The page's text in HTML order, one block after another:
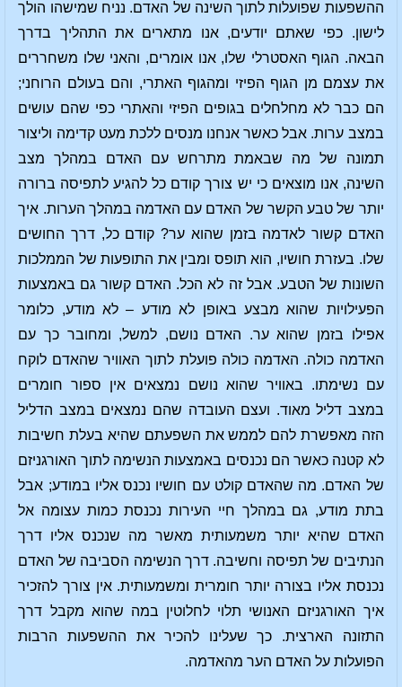
ההשפעות שפועלות לתוך השינה של האדם. נניח שמישהו הולך
לישון. כפי שאתם יודעים, אנו מתארים את התהליך בדרך
הבאה. הגוף האסטרלי שלו, אנו אומרים, והאני שלו משחררים
את עצמם מן הגוף הפיזי ומהגוף האתרי, והם בעולם הרוחני;
הם כבר לא מחלחלים בגופים הפיזי והאתרי כפי שהם עושים
במצב ערות. אבל כאשר אנחנו מנסים ללכת מעט קדימה וליצור
תמונה של מה שבאמת מתרחש עם האדם במהלך מצב
השינה, אנו מוצאים כי יש צורך קודם כל להגיע לתפיסה ברורה
יותר של טבע הקשר של האדם עם האדמה במהלך הערות. איך
האדם קשור לאדמה בזמן שהוא ער? קודם כל, דרך החושים
שלו. בעזרת חושיו, הוא תופס ומבין את התופעות של הממלכות
השונות של הטבע. אבל זה לא הכל. האדם קשור גם באמצעות
הפעילויות שהוא מבצע באופן לא מודע – לא מודע, כלומר
אפילו בזמן שהוא ער. האדם נושם, למשל, ומחובר כך עם
האדמה כולה. האדמה כולה פועלת לתוך האוויר שהאדם לוקח
עם נשימתו. באוויר שהוא נושם נמצאים אין ספור חומרים
במצב דליל מאוד. ועצם העובדה שהם נמצאים במצב הדליל
הזה מאפשרת להם לממש את השפעתם שהיא בעלת חשיבות
לא קטנה כאשר הם נכנסים באמצעות הנשימה לתוך האורגניזם
של האדם. מה שהאדם קולט עם חושיו נכנס אליו במודע; אבל
בתת מודע, גם במהלך חיי העירות נכנסת כמות עצומה אל
האדם שהיא יותר משמעותית מאשר מה שנכנס אליו דרך
הנתיבים של תפיסה וחשיבה. דרך הנשימה הסביבה של האדם
נכנסת אליו בצורה יותר חומרית ומשמעותית. אין צורך להזכיר
איך האורגניזם האנושי תלוי לחלוטין במה שהוא מקבל דרך
התזונה הארצית. כך שעלינו להכיר את ההשפעות הרבות
הפועלות על האדם הער מהאדמה.